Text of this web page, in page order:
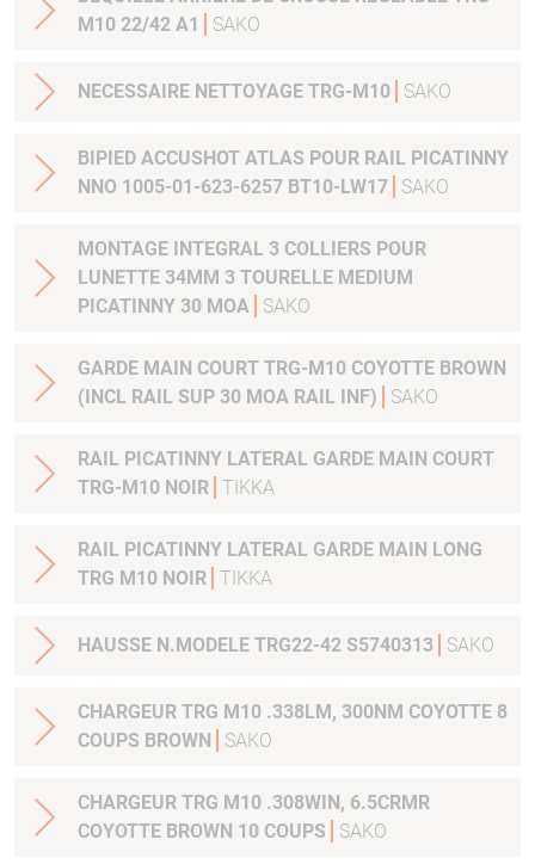
M10 22/42 A1
SAKO
NECESSAIRE NETTOYAGE TRG-M10 SAKO
BIPIED ACCUSHOT ATLAS POUR RAIL PICATINNY
NNO 1005-01-623-6257 BT10-LW17
SAKO
MONTAGE INTEGRAL 3 COLLIERS POUR
LUNETTE 34MM 3 TOURELLE MEDIUM
PICATINNY 30 MOA
SAKO
GARDE MAIN COURT TRG-M10 COYOTTE BROWN
(INCL RAIL SUP 30 MOA RAIL INF)
SAKO
RAIL PICATINNY LATERAL GARDE MAIN COURT
TRG-M10 NOIR TIKKA
RAIL PICATINNY LATERAL GARDE MAIN LONG
TRG M10 NOIR TIKKA
HAUSSE N.MODELE TRG22-42 S5740313 SAKO
CHARGEUR TRG M10 .338LM, 300NM COYOTTE 8
COUPS BROWN
SAKO
CHARGEUR TRG M10 .308WIN, 6.5CRMR
COYOTTE BROWN 10 COUPS
SAKO